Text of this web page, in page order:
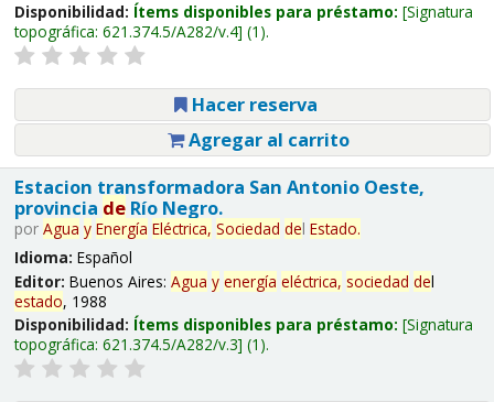
Disponibilidad: Ítems disponibles para préstamo: Signatura
topográfica: 621.374.5/A282/v.4 (1).
Hacer reserva
Agregar al carrito
Estacion transformadora San Antonio Oeste,
provincia deRío Negro.
por Agua y Energía Eléctrica, Sociedad del Estado.
Idioma: Español
Editor: Buenos Aires: Agua y energía eléctrica, sociedad del
estado, 1988
Disponibilidad: Ítems disponibles para préstamo: Signatura
topográfica: 621.374.5/A282/v.3 (1).